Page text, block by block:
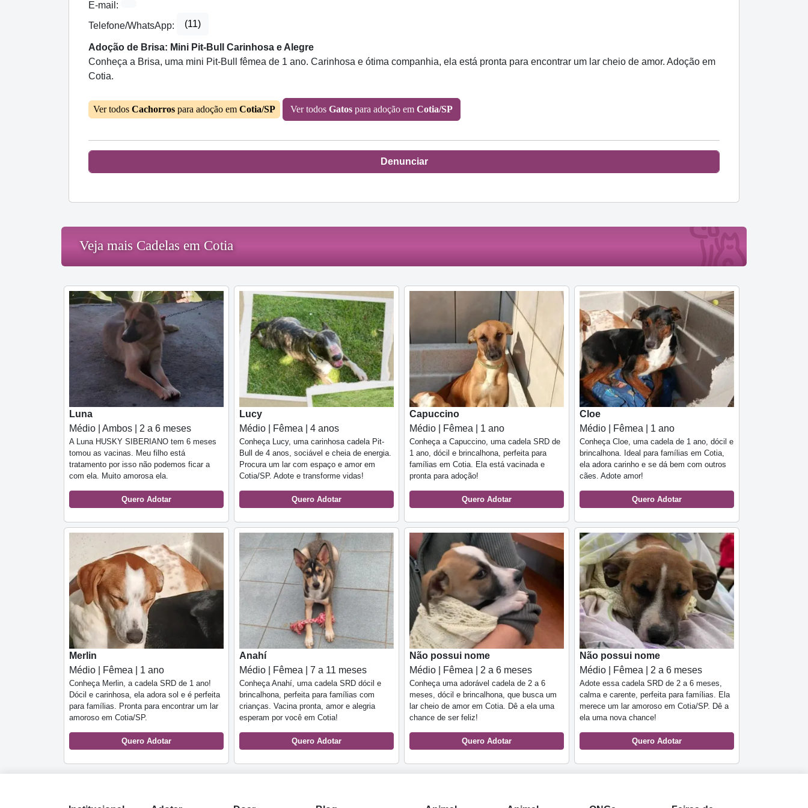
E-mail:
Telefone/WhatsApp: (11)
Adoção de Brisa: Mini Pit-Bull Carinhosa e Alegre
Conheça a Brisa, uma mini Pit-Bull fêmea de 1 ano. Carinhosa e ótima companhia, ela está pronta para encontrar um lar cheio de amor. Adoção em
Cotia.
Ver todos Cachorros para adoção em Cotia/SP Ver todos Gatos para adoção em Cotia/SP
Denunciar
Veja mais Cadelas em Cotia
Luna
Médio | Ambos | 2 a 6 meses
A Luna HUSKY SIBERIANO tem 6 meses
tomou as vacinas. Meu filho está
tratamento por isso não podemos ficar a
com ela. Muito amorosa ela.
Quero Adotar
Lucy
Médio | Fêmea | 4 anos
Conheça Lucy, uma carinhosa cadela Pit-
Bull de 4 anos, sociável e cheia de energia.
Procura um lar com espaço e amor em
Cotia/SP. Adote e transforme vidas!
Quero Adotar
Capuccino
Médio | Fêmea | 1 ano
Conheça a Capuccino, uma cadela SRD de
1 ano, dócil e brincalhona, perfeita para
famílias em Cotia. Ela está vacinada e
pronta para adoção!
Quero Adotar
Cloe
Médio | Fêmea | 1 ano
Conheça Cloe, uma cadela de 1 ano, dócil e
brincalhona. Ideal para famílias em Cotia,
ela adora carinho e se dá bem com outros
cães. Adote amor!
Quero Adotar
Merlin
Médio | Fêmea | 1 ano
Conheça Merlin, a cadela SRD de 1 ano!
Dócil e carinhosa, ela adora sol e é perfeita
para famílias. Pronta para encontrar um lar
amoroso em Cotia/SP.
Quero Adotar
Anahí
Médio | Fêmea | 7 a 11 meses
Conheça Anahí, uma cadela SRD dócil e
brincalhona, perfeita para famílias com
crianças. Vacina pronta, amor e alegria
esperam por você em Cotia!
Quero Adotar
Não possui nome
Médio | Fêmea | 2 a 6 meses
Conheça uma adorável cadela de 2 a 6
meses, dócil e brincalhona, que busca um
lar cheio de amor em Cotia. Dê a ela uma
chance de ser feliz!
Quero Adotar
Não possui nome
Médio | Fêmea | 2 a 6 meses
Adote essa cadela SRD de 2 a 6 meses,
calma e carente, perfeita para famílias. Ela
merece um lar amoroso em Cotia/SP. Dê a
ela uma nova chance!
Quero Adotar